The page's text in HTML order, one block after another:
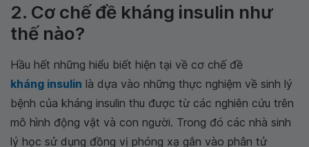
2. Cơ chế đề kháng insulin như
thế nào?
Hầu hết những hiểu biết hiện tại về cơ chế đề
kháng insulin là dựa vào những thực nghiệm về sinh lý
bệnh của kháng insulin thu được từ các nghiên cứu trên
mô hình động vật và con người. Trong đó các nhà sinh
lý học sử dụng đồng vị phóng xạ gắn vào phân tử